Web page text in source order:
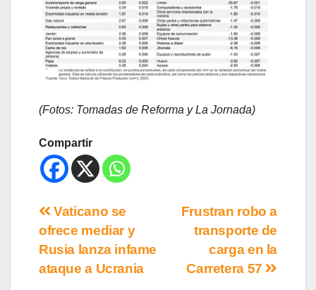
(Fotos: Tomadas de Reforma y La Jornada)
Compartir
Frustran robo a
transporte de
carga en la
Carretera 57
Vaticano se
ofrece mediar y
Rusia lanza infame
ataque a Ucrania